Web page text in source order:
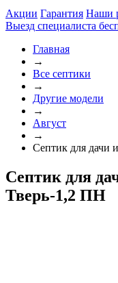
Акции Гарантия Наши
Выезд специалиста
Главная
→
Все септики
→
Другие модели
→
Август
→
Септик для дачи
Септик для
Тверь-1,2 ПН